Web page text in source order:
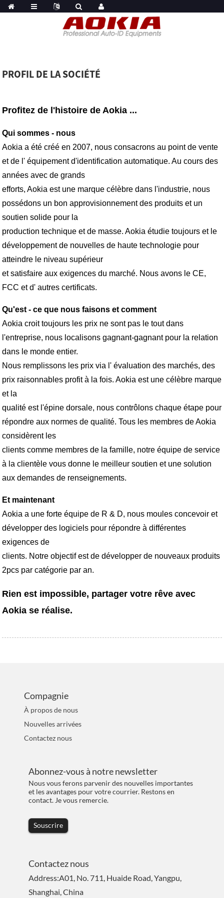
PROFIL DE LA SOCIÉTÉ
Profitez de l'histoire de Aokia ...
Qui sommes - nous
Aokia a été créé en 2007, nous consacrons au point de vente
et de l' équipement d'identification automatique. Au cours des
années avec de grands
efforts, Aokia est une marque célèbre dans l'industrie, nous
possédons un bon approvisionnement des produits et un
soutien solide pour la
production technique et de masse. Aokia étudie toujours et le
développement de nouvelles de haute technologie pour
atteindre le niveau supérieur
et satisfaire aux exigences du marché. Nous avons le CE,
FCC et d' autres certificats.
Qu'est - ce que nous faisons et comment
Aokia croit toujours les prix ne sont pas le tout dans
l'entreprise, nous localisons gagnant-gagnant pour la relation
dans le monde entier.
Nous remplissons les prix via l' évaluation des marchés, des
prix raisonnables profit à la fois. Aokia est une célèbre marque
et la
qualité est l'épine dorsale, nous contrôlons chaque étape pour
répondre aux normes de qualité. Tous les membres de Aokia
considèrent les
clients comme membres de la famille, notre équipe de service
à la clientèle vous donne le meilleur soutien et une solution
aux demandes de renseignements.
Et maintenant
Aokia a une forte équipe de R & D, nous moules concevoir et
développer des logiciels pour répondre à différentes
exigences de
clients. Notre objectif est de développer de nouveaux produits
2pcs par catégorie par an.
Rien est impossible, partager votre rêve avec
Aokia se réalise.
Compagnie
À propos de nous
Nouvelles arrivées
Contactez nous
Abonnez-vous à notre newsletter
Nous vous ferons parvenir des nouvelles importantes
et les avantages pour votre courrier. Restons en
contact. Je vous remercie.
Souscrire
Contactez nous
Address:A01, No. 711, Huaide Road, Yangpu,
Shanghai, China